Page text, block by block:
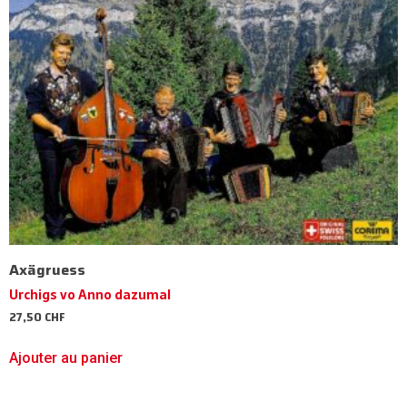
Axägruess
Urchigs vo Anno dazumal
27,50CHF
Ajouter au panier